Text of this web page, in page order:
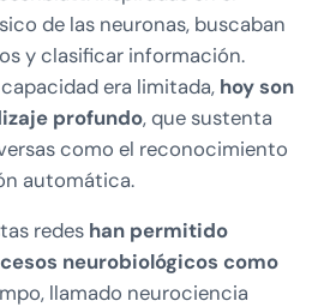
de las neuronas, buscaban
y clasificar información.
era limitada, hoy son
profundo, que sustenta
como el reconocimiento
automática.
redes han permitido
neurobiológicos como
llamado neurociencia